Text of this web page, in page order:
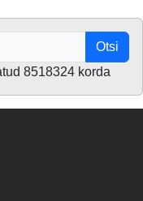
Otsi
8518324 korda